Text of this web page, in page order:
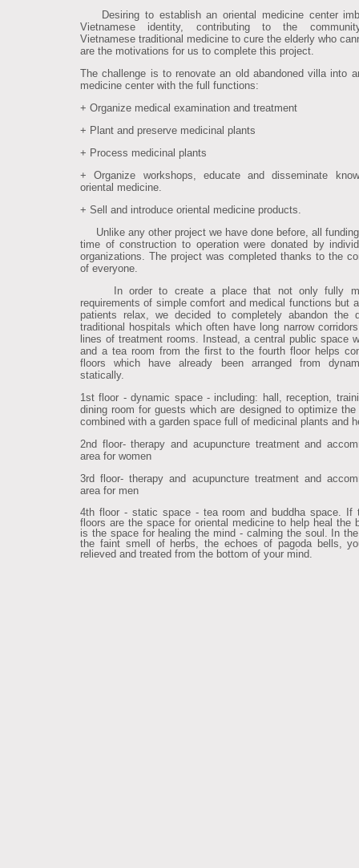
Desiring to establish an oriental medicine center
Vietnamese identity, contributing to the
Vietnamese traditional medicine to cure the elderly who
are the motivations for us to complete this project.
The challenge is to renovate an old abandoned villa into
medicine center with the full functions:
+ Organize medical examination and treatment
+ Plant and preserve medicinal plants
+ Process medicinal plants
+ Organize workshops, educate and disseminate
oriental medicine.
+ Sell and introduce oriental medicine products.
Unlike any other project we have done before, all
time of construction to operation were donated by
organizations. The project was completed thanks to the
of everyone.
In order to create a place that not only fully
requirements of simple comfort and medical functions but
patients relax, we decided to completely abandon the
traditional hospitals which often have long narrow
lines of treatment rooms. Instead, a central public space
and a tea room from the first to the fourth floor helps
floors which have already been arranged from
statically.
1st floor - dynamic space - including: hall, reception,
dining room for guests which are designed to optimize the
combined with a garden space full of medicinal plants and
2nd floor- therapy and acupuncture treatment and
area for women
3rd floor- therapy and acupuncture treatment and
area for men
4th floor - static space - tea room and buddha space. If
floors are the space for oriental medicine to help heal the
is the space for healing the mind - calming the soul. In
the faint smell of herbs, the echoes of pagoda bells,
relieved and treated from the bottom of your mind.